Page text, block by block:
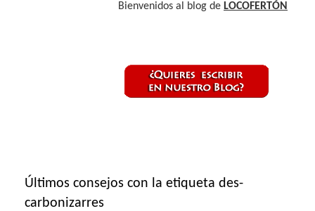
Bienvenidos al blog de LOCOFERTÓN
Últimos consejos con la etiqueta des-
carbonizarres